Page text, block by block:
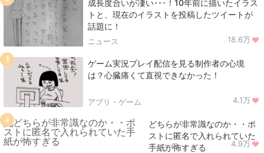
成長度合いが凄い･･･！10年前に描いたイラス
トと、現在のイラストを投稿したツイートが
話題に！
ニュース 18.6万
ゲーム実況プレイ配信を見る制作者の心境
は？心臓痛くて直視できなかった！
アプリ・ゲーム 4.1万
3
どちらが非常識なのか・・ポ
ストに匿名で入れられていた
手紙が怖すぎる
ニュース 4.9万
4